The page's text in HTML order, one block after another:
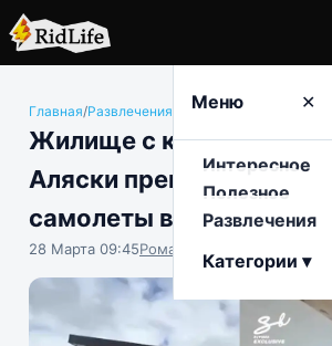
Меню ✕
Интересное
Полезное
Развлечения
Категории ▾
Главная/Развлечения Недвижимость
Жилище с крыльями:
Аляски превращает
самолеты в дома
28 Марта 09:45Роман Чистоляпов